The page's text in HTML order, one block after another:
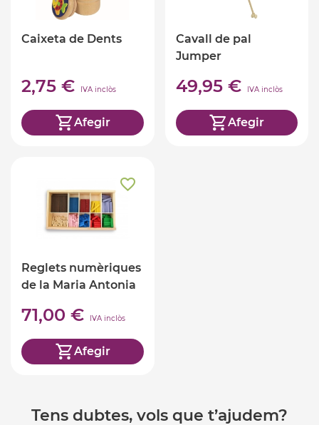
Caixeta de Dents
2,75 € IVA inclòs
Afegir
Cavall de pal
Jumper
49,95 € IVA inclòs
Afegir
Reglets numèriques
de la Maria Antonia
71,00 € IVA inclòs
Afegir
Tens dubtes, vols que t’ajudem?